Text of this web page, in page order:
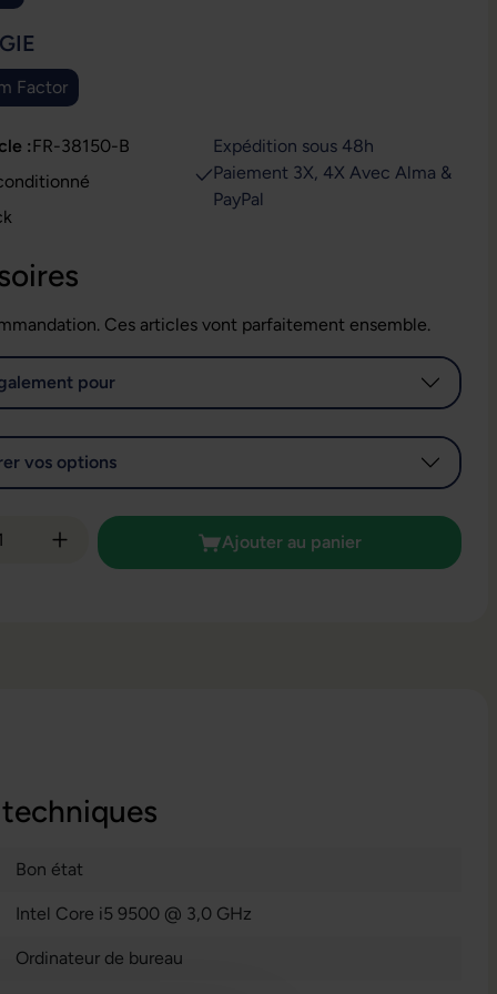
Factor
:FR-38150-B
Expédition sous 48h
Paiement 3X, 4X Avec Alma &
PayPal
Ces articles vont parfaitement ensemble.
pour
vos options
de produit : Entrez la quantité
Ajouter au panier
Bon état
Intel Core i5 9500 @ 3,0 GHz
Ordinateur de bureau